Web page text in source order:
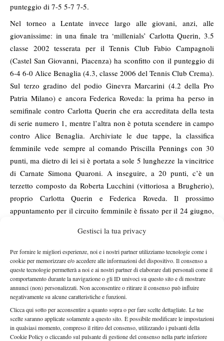
Gestisci la tua privacy
Per fornire le migliori esperienze, noi e i nostri partner utilizziamo tecnologie come i
cookie per memorizzare e/o accedere alle informazioni del dispositivo. Il consenso a
queste tecnologie permetterà a noi e ai nostri partner di elaborare dati personali come il
comportamento durante la navigazione o gli ID univoci su questo sito e di mostrare
annunci (non) personalizzati. Non acconsentire o ritirare il consenso può influire
negativamente su alcune caratteristiche e funzioni.
Clicca qui sotto per acconsentire a quanto sopra o per fare scelte dettagliate. Le tue
scelte saranno applicate solamente a questo sito. È possibile modificare le impostazioni
in qualsiasi momento, compreso il ritiro del consenso, utilizzando i pulsanti della
Cookie Policy o cliccando sul pulsante di gestione del consenso nella parte inferiore
punteggio di 7-5 5-7 7-5.
Nel torneo a Lentate invece largo alle giovani, anzi, alle
giovanissime: in una finale tra ‘millenials’ Carlotta Querin, 3.5
classe 2002 tesserata per il Tennis Club Fabio Campagnoli
(Castel San Giovanni, Piacenza) ha sconfitto con il punteggio di
6-4 6-0 Alice Benaglia (4.3, classe 2006 del Tennis Club Crema).
Sul terzo gradino del podio Ginevra Marcarini (4.2 della Pro
Patria Milano) e ancora Federica Roveda: la prima ha perso in
semifinale contro Carlotta Querin che era accreditata della testa
di serie numero 1, mentre l’altra non è potuta scendere in campo
contro Alice Benaglia. Archiviate le due tappe, la classifica
femminile vede sempre al comando Priscilla Pennings con 30
punti, ma dietro di lei si è portata a sole 5 lunghezze la vincitrice
di Carnate Simona Quaroni. A inseguire, a 20 punti, c’è un
terzetto composto da Roberta Lucchini (vittoriosa a Brugherio),
proprio Carlotta Querin e Federica Roveda. Il prossimo
appuntamento per il circuito femminile è fissato per il 24 giugno,
campo in questi giorni torridi ci sono già gli uomini, che stanno
disputando la fase finale della tappa targata Tennis Garden di
Cologno (MI). Perché il Master della Brianza non si ferma
nemmeno alle porte dell’estate.
I RISULTATI
3ª tappa, Tennis Up – Sporting Carnate
Singolare femminile. Quarti di finale: Borsatti b. Vinci 6-1 6-3,
Colombo b. Invernizzi 6-3 6-2, Roveda b. Pighi 3-6 6-2 6-4,